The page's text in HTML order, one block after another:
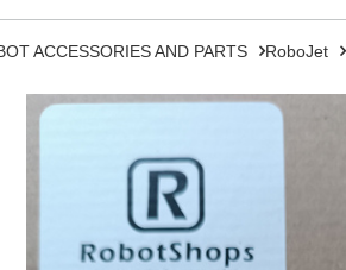
ACCESSORIES AND PARTS RoboJet